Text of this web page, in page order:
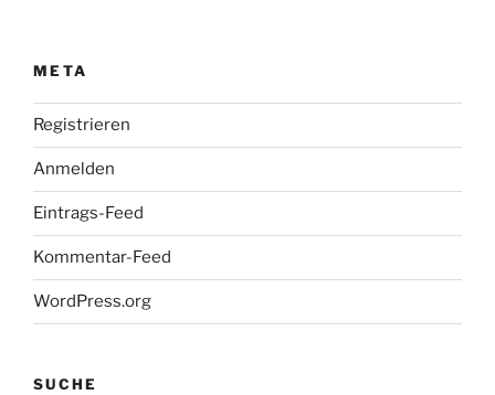
META
Registrieren
Anmelden
Eintrags-Feed
Kommentar-Feed
WordPress.org
SUCHE